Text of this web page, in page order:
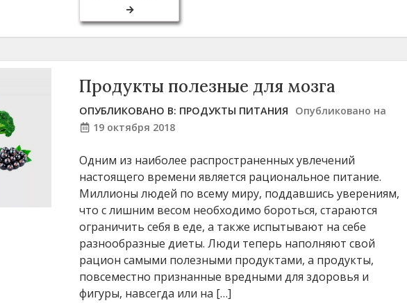
Продукты полезные для мозга
ОПУБЛИКОВАНО В: ПРОДУКТЫ ПИТАНИЯ
Опубликовано на
19 октября 2018
Одним из наиболее распространенных увлечений
настоящего времени является рациональное питание.
Миллионы людей по всему миру, поддавшись уверениям,
что с лишним весом необходимо бороться, стараются
ограничить себя в еде, а также испытывают на себе
разнообразные диеты. Люди теперь наполняют свой
рацион самыми полезными продуктами, а продукты,
повсеместно признанные вредными для здоровья и
фигуры, навсегда или на […]